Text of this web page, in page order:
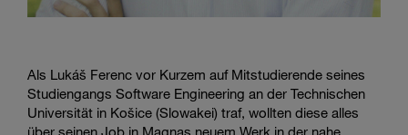
Als Lukáš Ferenc vor Kurzem auf Mitstudierende seines
Studiengangs Software Engineering an der Technischen
Universität in Košice (Slowakei) traf, wollten diese alles
über seinen Job in Magnas neuem Werk in der nahe